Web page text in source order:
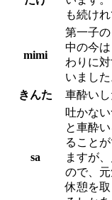
も続けれ
mimi
第一子
中の今
わりに
いました
きんた
車酔い
sa
吐かな
と車酔
ること
ますが
ので、
休憩を